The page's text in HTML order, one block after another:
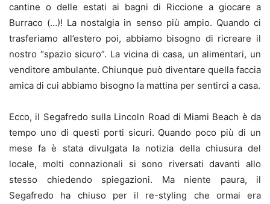
cantine o delle estati ai bagni di Riccione a giocare a
Burraco (…)! La nostalgia in senso più ampio. Quando ci
trasferiamo all’estero poi, abbiamo bisogno di ricreare il
nostro “spazio sicuro”. La vicina di casa, un alimentari, un
venditore ambulante. Chiunque può diventare quella faccia
amica di cui abbiamo bisogno la mattina per sentirci a casa.
Ecco, il Segafredo sulla Lincoln Road di Miami Beach è da
tempo uno di questi porti sicuri. Quando poco più di un
mese fa è stata divulgata la notizia della chiusura del
locale, molti connazionali si sono riversati davanti allo
stesso chiedendo spiegazioni. Ma niente paura, il
Segafredo ha chiuso per il re-styling che ormai era